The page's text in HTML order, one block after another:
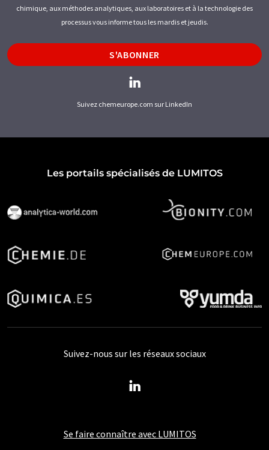
chimique, aux méthodes analytiques, aux laboratoires et à la technologie des
processus vous informe tous les mardis et jeudis.
S'ABONNER
Suivez chemeurope.com sur LinkedIn
Les portails spécialisés de LUMITOS
Se faire connaître avec LUMITOS
Suivez-nous sur les réseaux sociaux